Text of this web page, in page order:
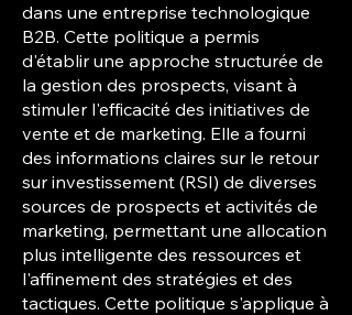
dans une entreprise technologique
B2B. Cette politique a permis
d'établir une approche structurée de
la gestion des prospects, visant à
stimuler l'efficacité des initiatives de
vente et de marketing. Elle a fourni
des informations claires sur le retour
sur investissement (RSI) de diverses
sources de prospects et activités de
marketing, permettant une allocation
plus intelligente des ressources et
l'affinement des stratégies et des
tactiques. Cette politique s'applique à